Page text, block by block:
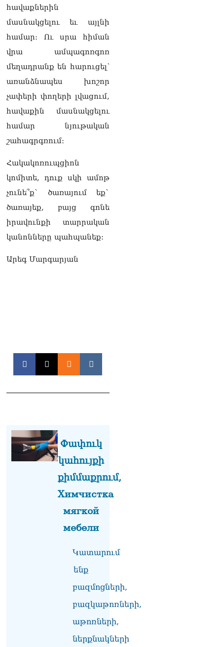
հավաքներին
մասնակցելու եւ այլնի
համար։ Ու սրա հիման
վրա ամպագոռգոռ
մեղադրանք են հարուցել՝
առանձնապես խոշոր
չափերի փողերի լվացում,
հավաքին մասնակցելու
համար նյութական
շահագրգռում։
Հակակոռուպցիոն
կոմիտե, դուք սկի ամոթ
չունե՞ք` ծառայում եք`
ծառայեք, բայց գոնե
իրավունքի տարրական
կանոնները պահպանեք:
Արեգ Մարգարյան
Փափուկ
կահույքի
քիմմաքրում,
Химчистка
мягкой
мебели
Կատարում
ենք
բազմոցների,
բազկաթոռների,
աթոռների,
ներքնակների